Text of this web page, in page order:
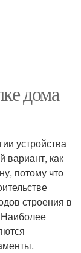
дома
устройства
вариант, как
потому что
строения в
Наиболее